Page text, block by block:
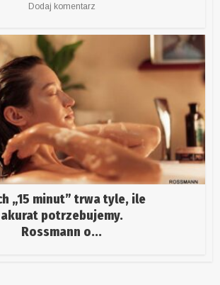
Dodaj komentarz
„15 minut” trwa tyle, ile
akurat potrzebujemy.
Rossmann o...